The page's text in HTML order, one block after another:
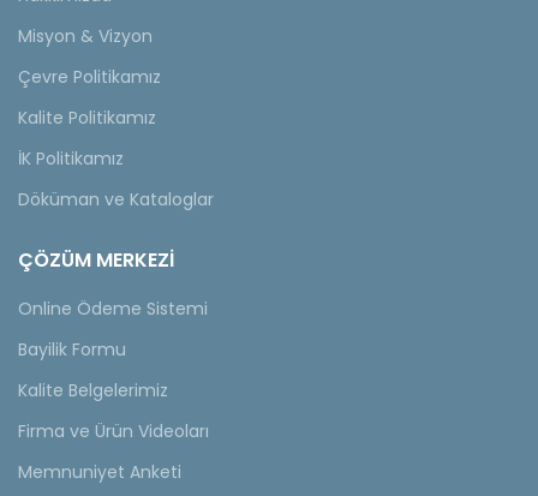
Misyon & Vizyon
Çevre Politikamız
Kalite Politikamız
İK Politikamız
Döküman ve Kataloglar
ÇÖZÜM MERKEZİ
Online Ödeme Sistemi
Bayilik Formu
Kalite Belgelerimiz
Firma ve Ürün Videoları
Memnuniyet Anketi